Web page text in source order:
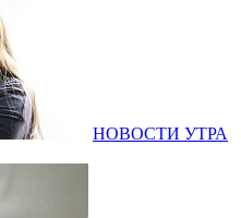
НОВОСТИ УТРА